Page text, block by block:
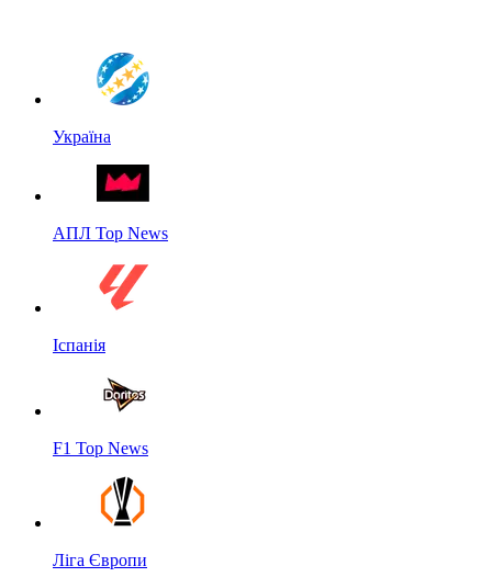
Україна
АПЛ Top News
Іспанія
F1 Top News
Ліга Європи